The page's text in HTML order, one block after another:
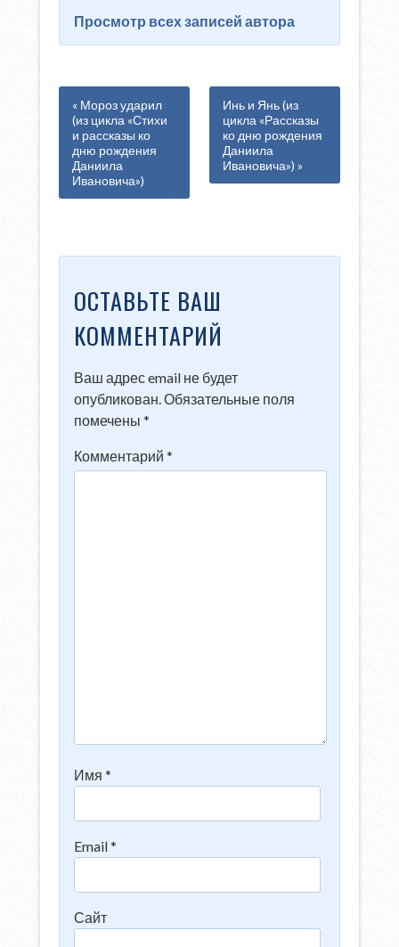
Просмотр всех записей автора
« Мороз ударил
(из цикла «Стихи
и рассказы ко
дню рождения
Даниила
Ивановича»)
Инь и Янь (из
цикла «Рассказы
ко дню рождения
Даниила
Ивановича») »
ОСТАВЬТЕ ВАШ
КОММЕНТАРИЙ
Ваш адрес email не будет
опубликован.Обязательные поля
помечены*
Комментарий*
Имя*
Email*
Сайт